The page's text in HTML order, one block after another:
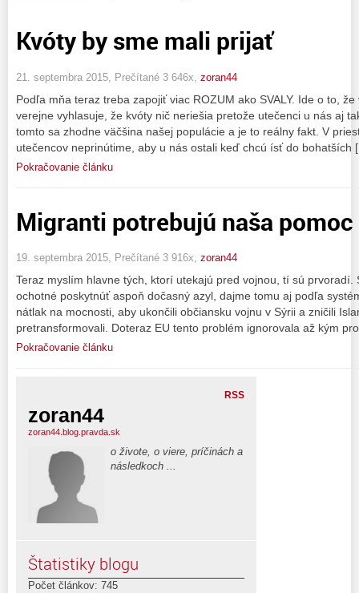
Kvóty by sme mali prijať
21. septembra 2015, Prečítané 3 646x, zoran44
Podľa mňa teraz treba zapojiť viac ROZUM ako SVALY. Ide o to,
verejne vyhlasuje, že kvóty nič neriešia pretože utečenci u nás aj
tomto sa zhodne väčšina našej populácie a je to reálny fakt. V
utečencov neprinútime, aby u nás ostali keď chcú ísť do bohatších
Pokračovanie článku
Migranti potrebujú naša pomoc
19. septembra 2015, Prečítané 3 916x, zoran44
Teraz myslím hlavne tých, ktorí utekajú pred vojnou, tí sú
ochotné poskytnúť aspoň dočasný azyl, dajme tomu aj podľa
nátlak na mocnosti, aby ukončili občiansku vojnu v Sýrii a zničili
pretransformovali. Doteraz EU tento problém ignorovala až kým
Pokračovanie článku
RSS
zoran44
zoran44.blog.pravda.sk
o živote, o viere, príčinách a
následkoch ...
Štatistiky blogu
Počet článkov: 745